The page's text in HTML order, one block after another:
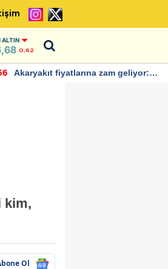
ALTIN
0,62
Akaryakıt fiyatlarına zam geliyor:
kim,
Ol